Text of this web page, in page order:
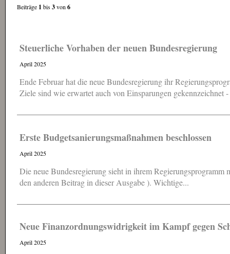
Beiträge 1 bis3von 6
Steuerliche Vorhaben der neuen Bundesregierung
April 2025
Ende Februar hat die neue Bundesregierung ihr
Ziele sind wie erwartet auch von Einsparungen gekennzeichnet -
Erste Budgetsanierungs­maßnahmen beschlossen
April 2025
Die neue Bundesregierung sieht in ihrem
den anderen Beitrag in dieser Ausgabe ). Wichtige...
Neue Finanzordnungs­widrigkeit im Kampf gegen
April 2025